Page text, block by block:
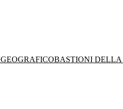
GEOGRAFICOBASTIONI DELLA